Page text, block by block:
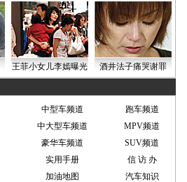
王菲小女儿李嫣曝光 酒井法子痛哭谢罪
中型车频道
跑车频道
中大型车频道
MPV频道
豪华车频道
SUV频道
实用手册
信 访 办
加油地图 汽车知识